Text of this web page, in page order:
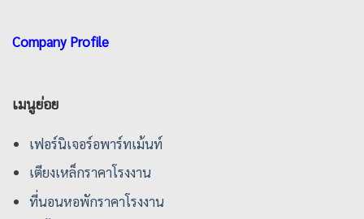
Company Profile
เมนูย่อย
เฟอร์นิเจอร์อพาร์ทเม้นท์
เตียงเหล็กราคาโรงงาน
ที่นอนหอพักราคาโรงงาน